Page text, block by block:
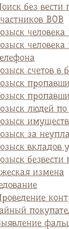
без вести
ВОВ
счетов в
людей
за
вкладов
измена